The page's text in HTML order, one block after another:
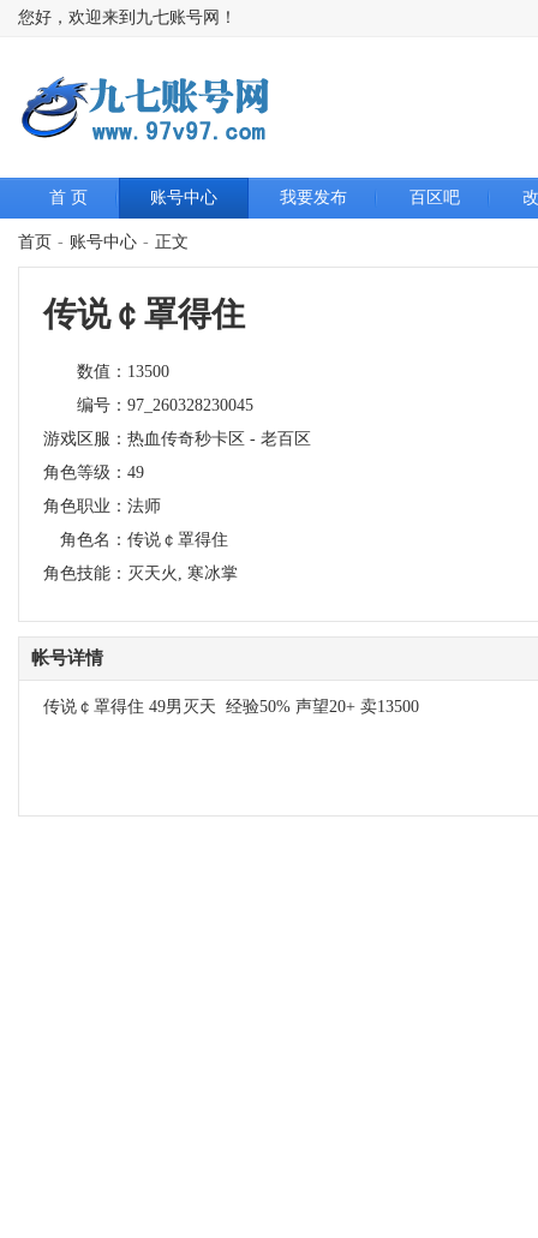
您好，欢迎来到九七账号网！
首 页 账号中心 我要发布 百区吧
首页 - 账号中心 - 正文
传说￠罩得住
数值： 13500
编号： 97_260328230045
游戏区服： 热血传奇秒卡区 - 老百区
角色等级： 49
角色职业： 法师
角色名： 传说￠罩得住
角色技能： 灭天火, 寒冰掌
帐号详情
传说￠罩得住 49男灭天 经验50% 声望20+ 卖13500